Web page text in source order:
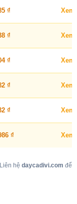
₫
₫
₫
₫
₫
₫
hệ daycadivi.com để